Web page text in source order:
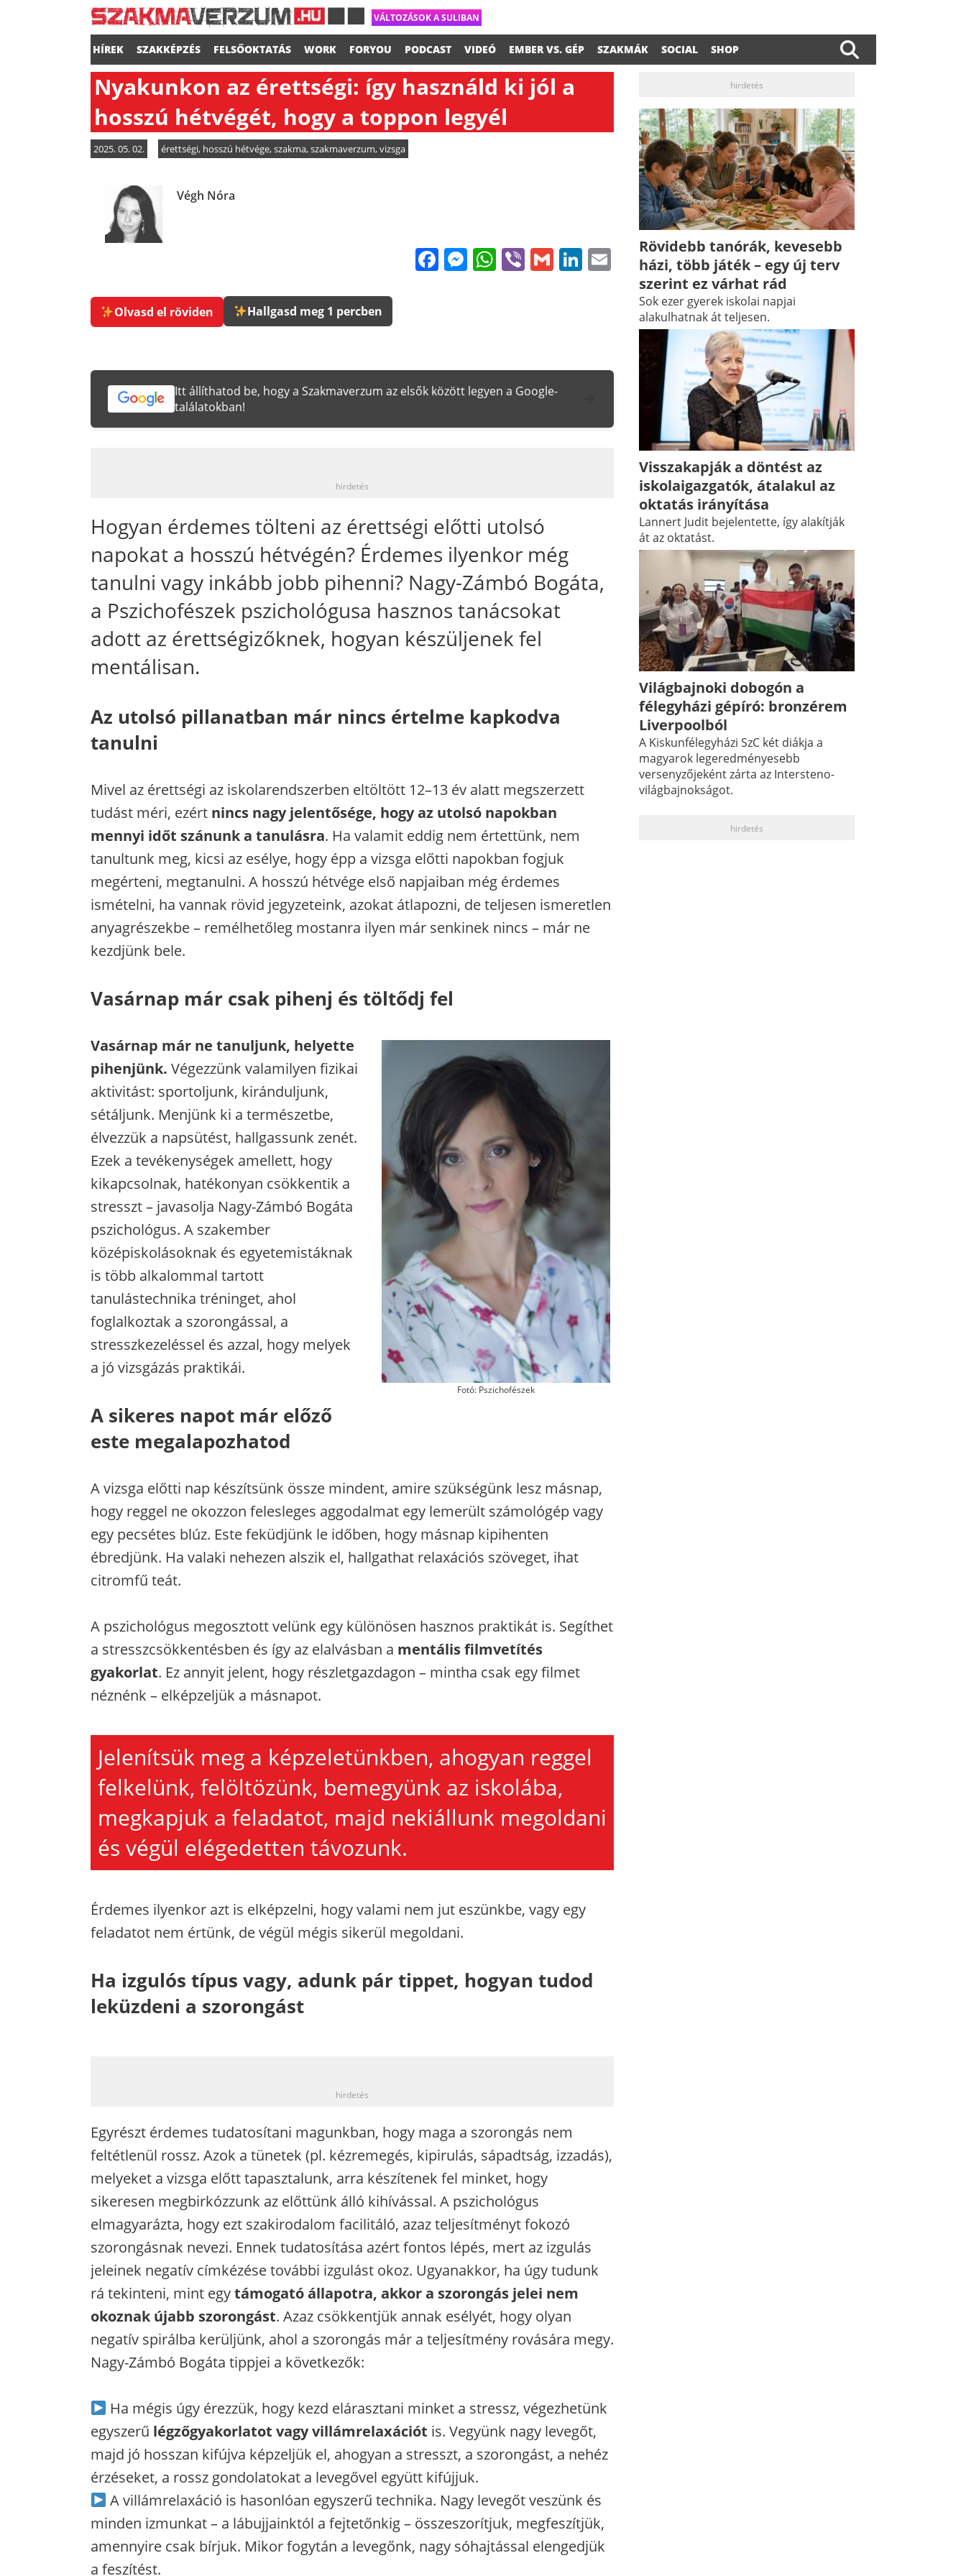
VÁLTOZÁSOK A SULIBAN
HÍREK SZAKKÉPZÉS FELSŐOKTATÁS WORK FORYOU PODCAST VIDEÓ EMBER VS. GÉP SZAKMÁK SOCIAL SHOP
Nyakunkon az érettségi: így használd ki jól a
hosszú hétvégét, hogy a toppon legyél
2025. 05. 02. érettségi, hosszú hétvége,szakma,szakmaverzum,vizsga
Végh Nóra
Facebook
Messenger
WhatsApp
ViberGmailLinkedIn
Email
Olvasd el röviden Hallgasd meg 1 percben
Itt állíthatod be, hogy a Szakmaverzum az elsők között legyen a Google-
találatokban!
hirdetés
Hogyan érdemes tölteni az érettségi előtti utolsó
napokat a hosszú hétvégén? Érdemes ilyenkor még
tanulni vagy inkább jobb pihenni? Nagy-Zámbó Bogáta,
a Pszichofészek pszichológusa hasznos tanácsokat
adott az érettségizőknek, hogyan készüljenek fel
mentálisan.
Az utolsó pillanatban már nincs értelme kapkodva
tanulni
Mivel az érettségi az iskolarendszerben eltöltött 12–13 év alatt megszerzett
tudást méri, ezért nincs nagy jelentősége, hogy az utolsó napokban
mennyi időt szánunk a tanulásra. Ha valamit eddig nem értettünk, nem
tanultunk meg, kicsi az esélye, hogy épp a vizsga előtti napokban fogjuk
megérteni, megtanulni. A hosszú hétvége első napjaiban még érdemes
ismételni, ha vannak rövid jegyzeteink, azokat átlapozni, de teljesen ismeretlen
anyagrészekbe – remélhetőleg mostanra ilyen már senkinek nincs – már ne
kezdjünk bele.
Vasárnap már csak pihenj és töltődj fel
Fotó: Pszichofészek
Vasárnap már ne tanuljunk, helyette
pihenjünk. Végezzünk valamilyen fizikai
aktivitást: sportoljunk, kiránduljunk,
sétáljunk. Menjünk ki a természetbe,
élvezzük a napsütést, hallgassunk zenét.
Ezek a tevékenységek amellett, hogy
kikapcsolnak, hatékonyan csökkentik a
stresszt – javasolja Nagy-Zámbó Bogáta
pszichológus. A szakember
középiskolásoknak és egyetemistáknak
is több alkalommal tartott
tanulástechnika tréninget, ahol
foglalkoztak a szorongással, a
stresszkezeléssel és azzal, hogy melyek
a jó vizsgázás praktikái.
A sikeres napot már előző
este megalapozhatod
A vizsga előtti nap készítsünk össze mindent, amire szükségünk lesz másnap,
hogy reggel ne okozzon felesleges aggodalmat egy lemerült számológép vagy
egy pecsétes blúz. Este feküdjünk le időben, hogy másnap kipihenten
ébredjünk. Ha valaki nehezen alszik el, hallgathat relaxációs szöveget, ihat
citromfű teát.
A pszichológus megosztott velünk egy különösen hasznos praktikát is. Segíthet
a stresszcsökkentésben és így az elalvásban a mentális filmvetítés
gyakorlat. Ez annyit jelent, hogy részletgazdagon – mintha csak egy filmet
néznénk – elképzeljük a másnapot.
Jelenítsük meg a képzeletünkben, ahogyan reggel
felkelünk, felöltözünk, bemegyünk az iskolába,
megkapjuk a feladatot, majd nekiállunk megoldani
és végül elégedetten távozunk.
Érdemes ilyenkor azt is elképzelni, hogy valami nem jut eszünkbe, vagy egy
feladatot nem értünk, de végül mégis sikerül megoldani.
Ha izgulós típus vagy, adunk pár tippet, hogyan tudod
leküzdeni a szorongást
hirdetés
Egyrészt érdemes tudatosítani magunkban, hogy maga a szorongás nem
feltétlenül rossz. Azok a tünetek (pl. kézremegés, kipirulás, sápadtság, izzadás),
melyeket a vizsga előtt tapasztalunk, arra készítenek fel minket, hogy
sikeresen megbirkózzunk az előttünk álló kihívással. A pszichológus
elmagyarázta, hogy ezt szakirodalom facilitáló, azaz teljesítményt fokozó
szorongásnak nevezi. Ennek tudatosítása azért fontos lépés, mert az izgulás
jeleinek negatív címkézése további izgulást okoz. Ugyanakkor, ha úgy tudunk
rá tekinteni, mint egytámogató állapotra, akkor a szorongás jelei nem
okoznak újabb szorongást. Azaz csökkentjük annak esélyét, hogy olyan
negatív spirálba kerüljünk, ahol a szorongás már a teljesítmény rovására megy.
Nagy-Zámbó Bogáta tippjei a következők:
Ha mégis úgy érezzük, hogy kezd elárasztani minket a stressz, végezhetünk
egyszerű légzőgyakorlatot vagy villámrelaxációt is. Vegyünk nagy levegőt,
majd jó hosszan kifújva képzeljük el, ahogyan a stresszt, a szorongást, a nehéz
érzéseket, a rossz gondolatokat a levegővel együtt kifújjuk.
A villámrelaxáció is hasonlóan egyszerű technika. Nagy levegőt veszünk és
minden izmunkat – a lábujjainktól a fejtetőnkig – összeszorítjuk, megfeszítjük,
amennyire csak bírjuk. Mikor fogytán a levegőnk, nagy sóhajtással elengedjük
a feszítést.
hirdetés
Rövidebb tanórák, kevesebb
házi, több játék – egy új terv
szerint ez várhat rád
Sok ezer gyerek iskolai napjai
alakulhatnak át teljesen.
Visszakapják a döntést az
iskolaigazgatók, átalakul az
oktatás irányítása
Lannert Judit bejelentette, így alakítják
át az oktatást.
Világbajnoki dobogón a
félegyházi gépíró: bronzérem
Liverpoolból
A Kiskunfélegyházi SzC két diákja a
magyarok legeredményesebb
versenyzőjeként zárta az Intersteno-
világbajnokságot.
hirdetés